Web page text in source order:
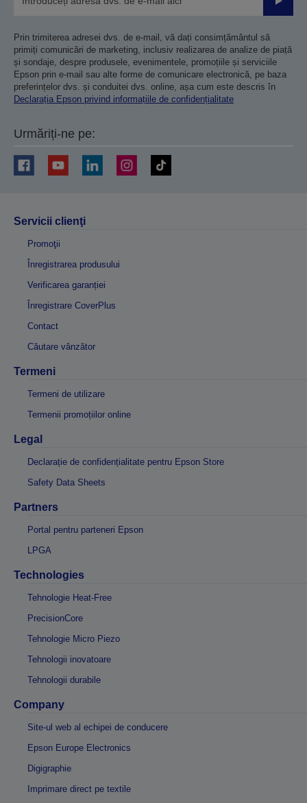
Prin trimiterea adresei dvs. de e-mail, vă dați consimțământul să
primiți comunicări de marketing, inclusiv realizarea de analize de piață
și sondaje, despre produsele, evenimentele, promoțiile și serviciile
Epson prin e-mail sau alte forme de comunicare electronică, pe baza
preferințelor dvs. și conduitei dvs. online, așa cum este descris în
Declarația Epson privind informațiile de confidențialitate
Urmăriți-ne pe:
Servicii clienţi
Promoţii
Înregistrarea produsului
Verificarea garanției
Înregistrare CoverPlus
Contact
Căutare vânzător
Termeni
Termeni de utilizare
Termenii promoțiilor online
Legal
Declarație de confidențialitate pentru Epson Store
Safety Data Sheets
Partners
Portal pentru parteneri Epson
LPGA
Technologies
Tehnologie Heat-Free
PrecisionCore
Tehnologie Micro Piezo
Tehnologii inovatoare
Tehnologii durabile
Company
Site-ul web al echipei de conducere
Epson Europe Electronics
Digigraphie
Imprimare direct pe textile